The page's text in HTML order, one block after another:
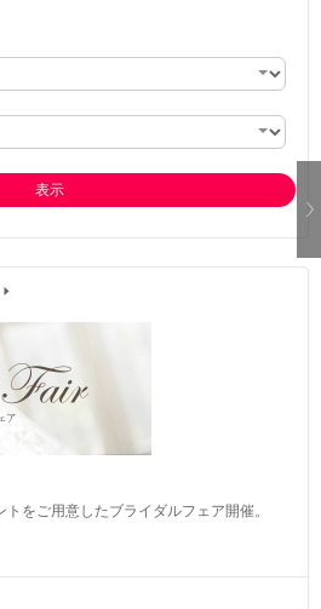
表示
をご用意したブライダルフェア開催。